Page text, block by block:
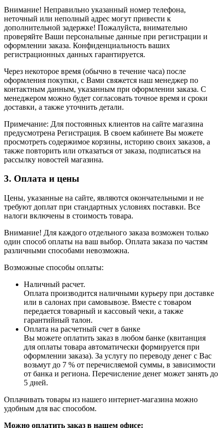
Внимание! Неправильно указанный номер телефона,
неточный или неполный адрес могут привести к
дополнительной задержке! Пожалуйста, внимательно
проверяйте Ваши персональные данные при регистрации и
оформлении заказа. Конфиденциальность ваших
регистрационных данных гарантируется.
Через некоторое время (обычно в течение часа) после
оформления покупки, с Вами свяжется наш менеджер по
контактным данным, указанным при оформлении заказа. С
менеджером можно будет согласовать точное время и сроки
доставки, а также уточнить детали.
Примечание: Для постоянных клиентов на сайте магазина
предусмотрена Регистрация. В своем кабинете Вы можете
просмотреть содержимое корзины, историю своих заказов, а
также повторить или отказаться от заказа, подписаться на
рассылку новостей магазина.
3. Оплата и цены
Цены, указанные на сайте, являются окончательными и не
требуют доплат при стандартных условиях поставки. Все
налоги включены в стоимость товара.
Внимание! Для каждого отдельного заказа возможен только
один способ оплаты на ваш выбор. Оплата заказа по частям
различными способами невозможна.
Возможные способы оплаты:
Наличный расчет.
Оплата производится наличными курьеру при доставке
или в салонах при самовывозе. Вместе с товаром
передается товарный и кассовый чеки, а также
гарантийный талон.
Оплата на расчетный счет в банке
Вы можете оплатить заказ в любом банке (квитанция
для оплаты товара автоматически формируется при
оформлении заказа). За услугу по переводу денег с Вас
возьмут до 7 % от перечисляемой суммы, в зависимости
от банка и региона. Перечисление денег может занять до
5 дней.
Оплачивать товары из нашего интернет-магазина можно
удобным для вас способом.
Можно оплатить заказ в нашем офисе: